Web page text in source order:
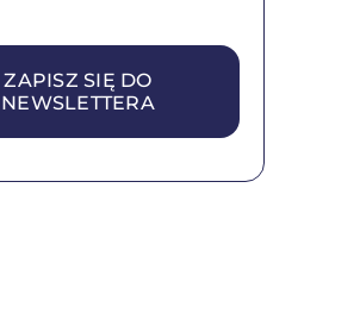
ZAPISZ SIĘ DO
NEWSLETTERA